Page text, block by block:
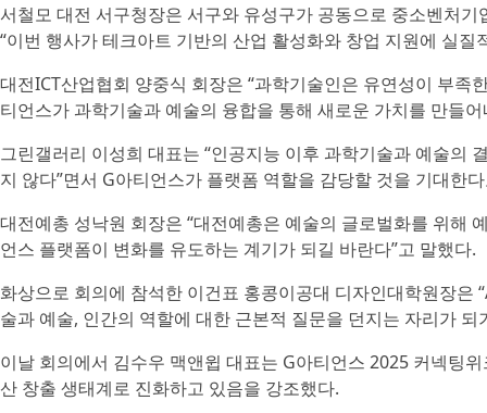
서철모 대전 서구청장은 서구와 유성구가 공동으로 중소벤처
“이번 행사가 테크아트 기반의 산업 활성화와 창업 지원에 실질
대전ICT산업협회 양중식 회장은 “과학기술인은 유연성이 부족
티언스가 과학기술과 예술의 융합을 통해 새로운 가치를 만들
그린갤러리 이성희 대표는 “인공지능 이후 과학기술과 예술의
지 않다”면서 G아티언스가 플랫폼 역할을 감당할 것을 기대한
대전예총 성낙원 회장은 “대전예총은 예술의 글로벌화를 위해
언스 플랫폼이 변화를 유도하는 계기가 되길 바란다”고 말했다.
화상으로 회의에 참석한 이건표 홍콩이공대 디자인대학원장
술과 예술, 인간의 역할에 대한 근본적 질문을 던지는 자리가 되
이날 회의에서 김수우 맥앤윕 대표는 G아티언스 2025 커넥팅
산 창출 생태계로 진화하고 있음을 강조했다.